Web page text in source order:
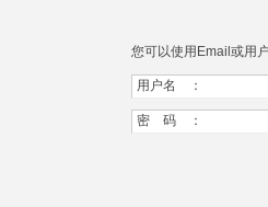
您可以使用Email或用
用户名 ：
密 码 ：